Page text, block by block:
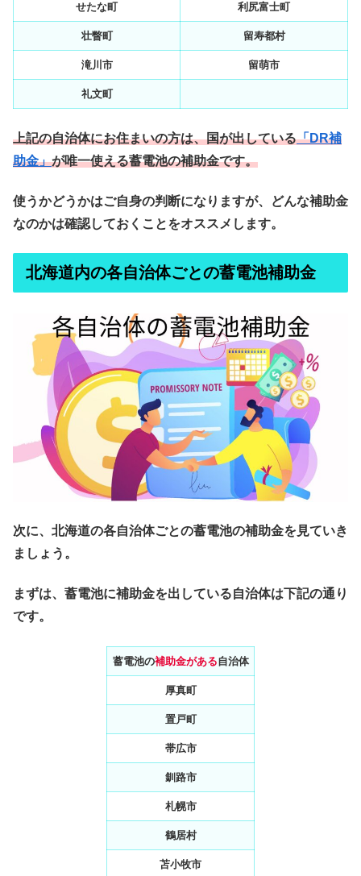
せたな町 利尻富士町
壮瞥町 留寿都村
滝川市 留萌市
礼文町
上記の自治体にお住まいの方は、国が出している「DR補
助金」が唯一使える蓄電池の補助金です。
使うかどうかはご自身の判断になりますが、どんな補助金
なのかは確認しておくことをオススメします。
北海道内の各自治体ごとの蓄電池補助金
次に、北海道の各自治体ごとの蓄電池の補助金を見ていき
ましょう。
まずは、蓄電池に補助金を出している自治体は下記の通り
です。
蓄電池の補助金がある自治体
厚真町
置戸町
帯広市
釧路市
札幌市
鶴居村
苫小牧市